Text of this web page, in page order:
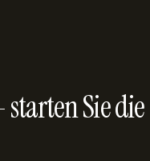
starten Sie die